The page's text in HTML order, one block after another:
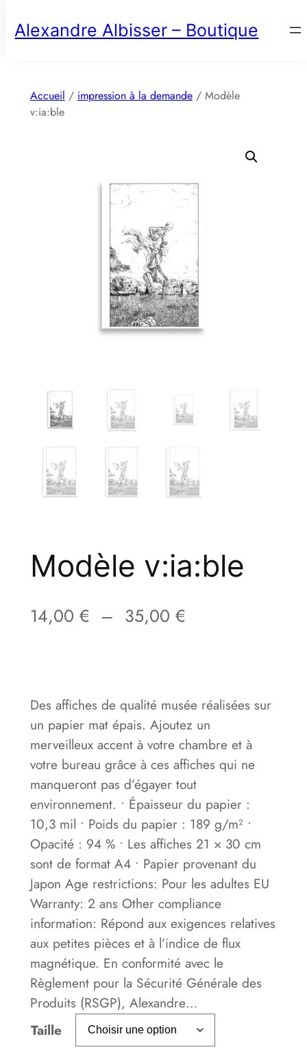
au
Alexandre Albisser – Boutique
Accueil / impression à la demande/ Modèle
v:ia:ble
Modèle v:ia:ble
14,00 € – 35,00 €
e
d
e
p
r
i
x
:
1
4
,
Des affiches de qualité musée réalisées sur
un papier mat épais. Ajoutez un
merveilleux accent à votre chambre et à
votre bureau grâce à ces affiches qui ne
manqueront pas d’égayer tout
environnement. • Épaisseur du papier :
10,3 mil • Poids du papier : 189 g/m² •
Opacité : 94 % • Les affiches 21 × 30 cm
sont de format A4 • Papier provenant du
Japon Age restrictions: Pour les adultes EU
Warranty: 2 ans Other compliance
information: Répond aux exigences relatives
aux petites pièces et à l’indice de flux
magnétique. En conformité avec le
Règlement pour la Sécurité Générale des
Produits (RSGP), Alexandre…
Taille